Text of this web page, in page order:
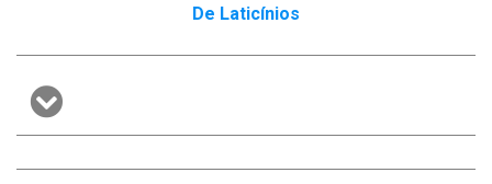
De Laticínios